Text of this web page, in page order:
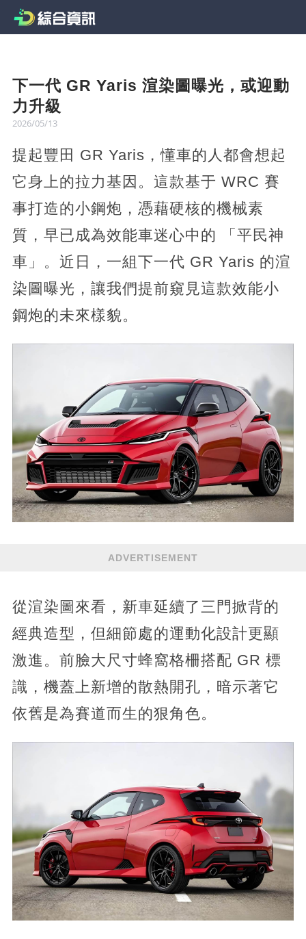
下一代 GR Yaris 渲染圖曝光，或迎動
力升級
2026/05/13
提起豐田 GR Yaris，懂車的人都會想起
它身上的拉力基因。這款基于 WRC 賽
事打造的小鋼炮，憑藉硬核的機械素
質，早已成為效能車迷心中的 「平民神
車」。近日，一組下一代 GR Yaris 的渲
染圖曝光，讓我們提前窺見這款效能小
鋼炮的未來樣貌。
ADVERTISEMENT
從渲染圖來看，新車延續了三門掀背的
經典造型，但細節處的運動化設計更顯
激進。前臉大尺寸蜂窩格柵搭配 GR 標
識，機蓋上新增的散熱開孔，暗示著它
依舊是為賽道而生的狠角色。